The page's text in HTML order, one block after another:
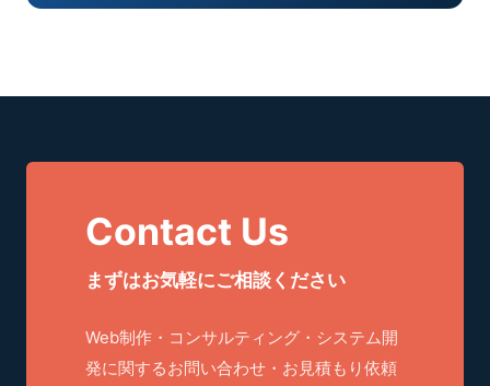
Contact Us
まずはお気軽にご相談ください
Web制作・コンサルティング・システム開
発に関するお問い合わせ・お見積もり依頼